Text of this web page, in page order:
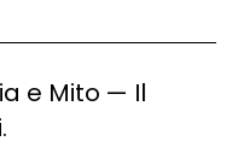
e Mito — Il